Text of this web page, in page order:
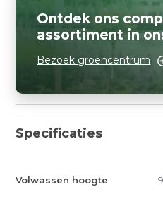
Ontdek ons
assortiment in
Bezoek groencentrum
Specificaties
Volwassen hoogte